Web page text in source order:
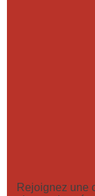
Rejoignez une